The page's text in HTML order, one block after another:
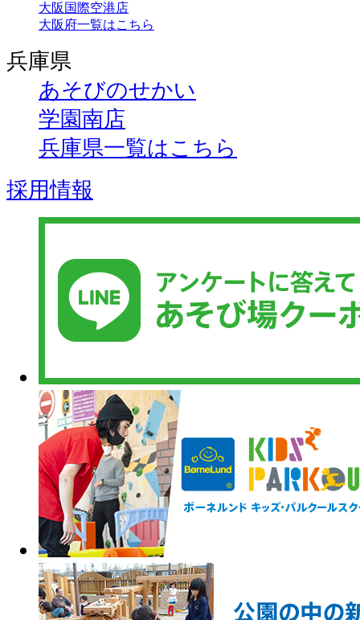
大阪国際空港店
大阪府一覧はこちら
兵庫県
あそびのせかい
学園南店
兵庫県一覧はこちら
採用情報